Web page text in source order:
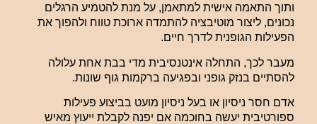
ותוך התאמה אישית למתאמן, על מנת להטמיע הרגלים
נכונים, ליצור מוטיבציה להתמדה ארוכת טווח ולהפוך את
הפעילות הגופנית לדרך חיים.
מעבר לכך, התחלה אינטנסיבית מדי בבת אחת עלולה
להסתיים בנזק גופני ובפגיעה ברקמות גוף שונות.
אדם חסר ניסיון או בעל ניסיון מועט בביצוע פעילות
ספורטיבית יעשה בחוכמה אם יפנה לקבלת ייעוץ מאיש